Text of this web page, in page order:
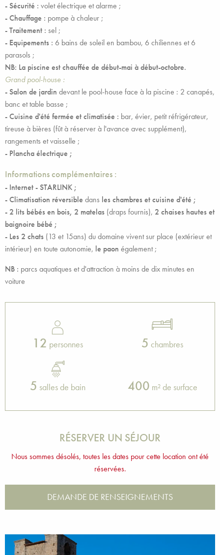
- Sécurité : volet électrique et alarme ;
- Chauffage : pompe à chaleur ;
- Traitement : sel ;
- Equipements : 6 bains de soleil en bambou, 6 chiliennes et 6
parasols ;
NB: La piscine est chauffée de début-mai à début-octobre.
Grand pool-house :
- Salon de jardin devant le pool-house face à la piscine : 2 canapés,
banc et table basse ;
-Cuisine d'été fermée et climatisée : bar, évier, petit réfrigérateur,
tireuse à bières (fût à réserver à l'avance avec supplément),
rangements et vaisselle ;
- Plancha électrique ;
Informations complémentaires :
- Internet - STARLINK ;
- Climatisation réversible dans les chambres et cuisine d'été ;
- 2 lits bébés en bois, 2 matelas (draps fournis), 2 chaises hautes et
baignoire bébé ;
- Les 2 chats (13 et 15ans) du domaine vivent sur place (extérieur et
intérieur) en toute autonomie, le paon également ;
NB : parcs aquatiques et d'attraction à moins de dix minutes en
voiture
12 personnes 5 chambres
5 salles de bain 400 m² de surface
RÉSERVER UN SÉJOUR
Nous sommes désolés, toutes les dates pour cette location ont été
réservées.
DEMANDE DE RENSEIGNEMENTS